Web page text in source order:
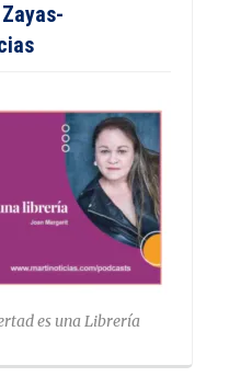
es una Librería